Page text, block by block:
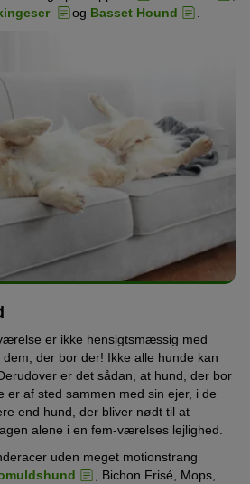
og Basset Hound
er ikke hensigtsmæssig med
der bor der! Ikke alle hunde kan
er det sådan, at hund, der bor
er af sted sammen med sin ejer, i de
end hund, der bliver nødt til at
alene i en fem-værelses lejlighed.
uden meget motionstrang
, Bichon Frisé, Mops,